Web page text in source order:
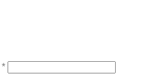
*Required